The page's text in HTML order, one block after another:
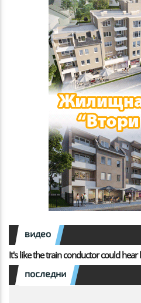
видео
It's like the train conductor could hear
последни